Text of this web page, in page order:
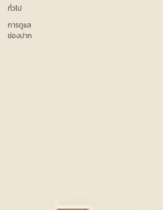
ทั่วไป
การดูแล
ช่องปาก